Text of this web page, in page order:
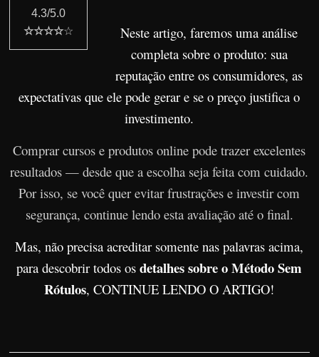
u
d
a
W
4.3/5.0
☆☆☆☆☆
Neste artigo, faremos uma análise
completa sobre o produto: sua
reputação entre os consumidores, as
expectativas que ele pode gerar e se o preço justifica o
investimento.
Comprar cursos e produtos online pode trazer excelentes
resultados — desde que a escolha seja feita com cuidado.
Por isso, se você quer evitar frustrações e investir com
segurança, continue lendo esta avaliação até o final.
Mas, não precisa acreditar somente nas palavras acima,
para descobrir todos osdetalhes sobre o Método Sem
Rótulos, CONTINUE LENDO O ARTIGO!